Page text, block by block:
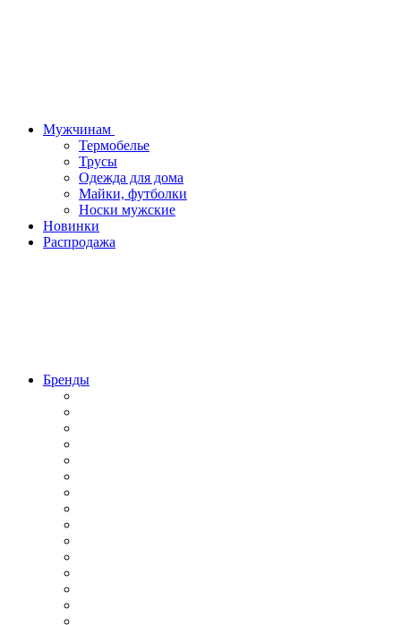
Мужчинам
Термобелье
Трусы
Одежда для дома
Майки, футболки
Носки мужские
Новинки
Распродажа
Бренды